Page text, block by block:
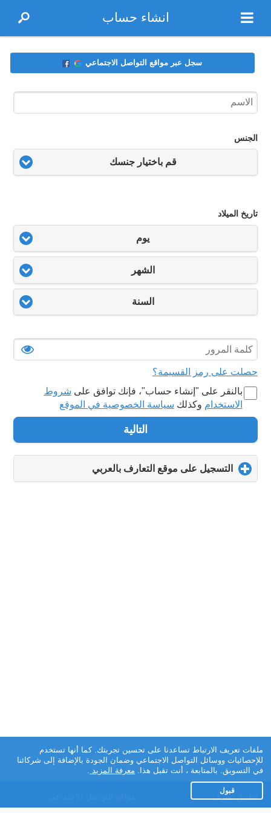
انشاء حساب
سجل عبر مواقع التواصل الاجتماعي
الجنس
قم باختيار جنسك
تاريخ الميلاد
يوم
الشهر
السنة
حصلت على رمز القسيمة؟
بالنقر على "‏إنشاء حساب‏"، فإنك توافق على شروط
الاستخدام وكذلك سياسة الخصوصية في الموقع
التالية
التسجيل على موقع التعارف بالعربي
to
تطبيق تعارف
ملفات تعريف الارتباط تساعدنا على تحسين تجربتك. كما أنها تستخدم
للإحصائيات ووسائل التواصل الاجتماعي وضمان الجودة بالإضافة إلى شركائنا
في التسويق. بالمتابعة ، أنت تقبل هذا. معرفة المزيد .
قبول